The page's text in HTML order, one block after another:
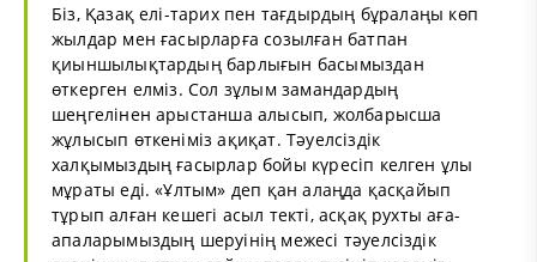
Біз, Қазақ елі-тарих пен тағдырдың бұралаңы көп
жылдар мен ғасырларға созылған батпан
қиыншылықтардың барлығын басымыздан
өткерген елміз. Сол зұлым замандардың
шеңгелінен арыстанша алысып, жолбарысша
жұлысып өткеніміз ақиқат. Тәуелсіздік
халқымыздың ғасырлар бойы күресіп келген ұлы
мұраты еді. «Ұлтым» деп қан алаңда қасқайып
тұрып алған кешегі асыл текті, асқақ рухты аға-
апаларымыздың шеруінің межесі тәуелсіздік